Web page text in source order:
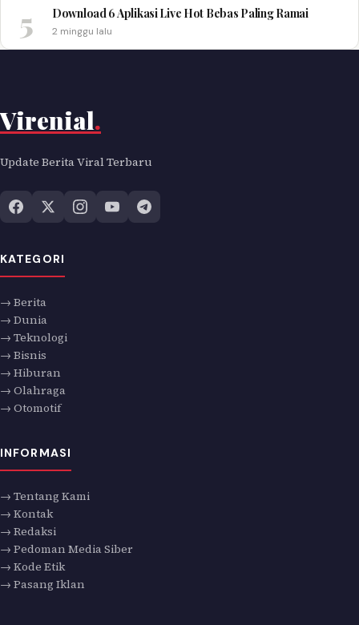
5 Download 6 Aplikasi Live Hot Bebas Paling Ramai
2 minggu lalu
Virenial.
Update Berita Viral Terbaru
KATEGORI
→ Berita
→ Dunia
→ Teknologi
→ Bisnis
→ Hiburan
→ Olahraga
→ Otomotif
INFORMASI
→ Tentang Kami
→ Kontak
→ Redaksi
→ Pedoman Media Siber
→ Kode Etik
→ Pasang Iklan